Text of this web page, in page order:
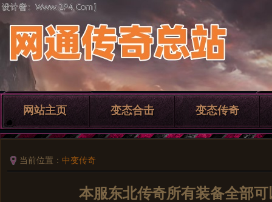
网站主页 变态合击 变态传奇
当前位置： 中变传奇
本服东北传奇所有装备全部可